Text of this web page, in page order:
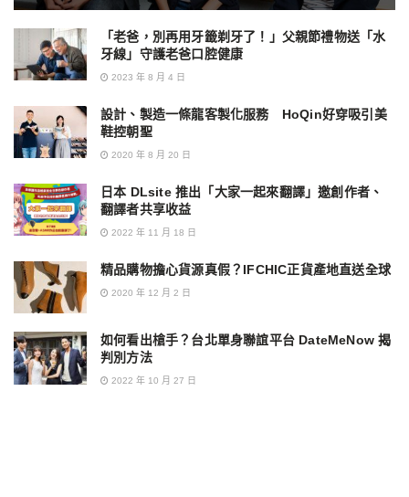
「老爸，別再用牙籤剃牙了！」父親節禮物送「水
牙線」守護老爸口腔健康
2023 年 8 月 4 日
設計、製造一條龍客製化服務 HoQin好穿吸引美
鞋控朝聖
2020 年 8 月 20 日
日本 DLsite 推出「大家一起來翻譯」邀創作者、
翻譯者共享收益
2022 年 11 月 18 日
精品購物擔心貨源真假？IFCHIC正貨產地直送全球
2020 年 12 月 2 日
如何看出槍手？台北單身聯誼平台 DateMeNow 揭
判別方法
2022 年 10 月 27 日